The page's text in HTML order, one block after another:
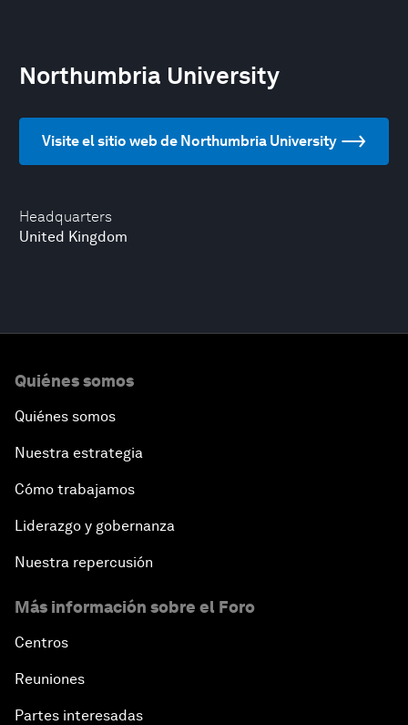
Headquarters
United Kingdom
Northumbria University
Visite el sitio web de Northumbria University
Quiénes somos
Quiénes somos
Nuestra estrategia
Cómo trabajamos
Liderazgo y gobernanza
Nuestra repercusión
Más información sobre el Foro
Centros
Reuniones
Partes interesadas